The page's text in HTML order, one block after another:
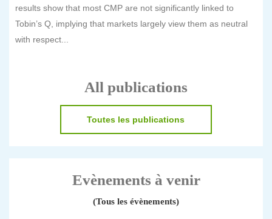
results show that most CMP are not significantly linked to
Tobin’s Q, implying that markets largely view them as neutral
with respect...
All publications
Toutes les publications
Evènements à venir
(Tous les évènements)